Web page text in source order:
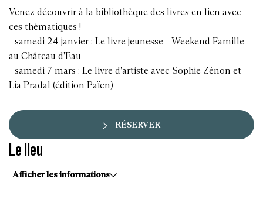
Venez découvrir à la bibliothèque des livres en lien avec
ces thématiques !
- samedi 24 janvier : Le livre jeunesse - Weekend Famille
au Château d'Eau
- samedi 7 mars : Le livre d'artiste avec Sophie Zénon et
Lia Pradal (édition Païen)
RÉSERVER
Le lieu
Afficher les informations